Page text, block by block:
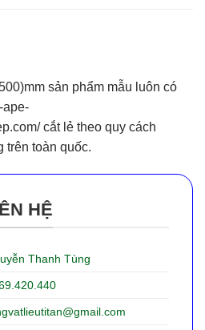
sản phẩm mẫu luôn có
ape-
cắt lẻ theo quy cách
trên toàn quốc.
HỆ
Thanh Tùng